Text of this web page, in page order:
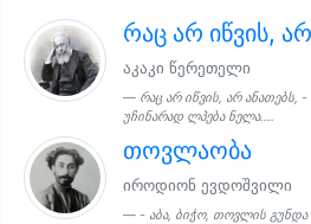
რაც არ იწვის,
აკაკი წერეთელი
რაც არ იწვის, არ ანათებს, -
უჩინარად ლპება ნელა....
თოვლაობა
იროდიონ ევდოშვილი
- აბა, ბიჭო, თოვლის გუნდა